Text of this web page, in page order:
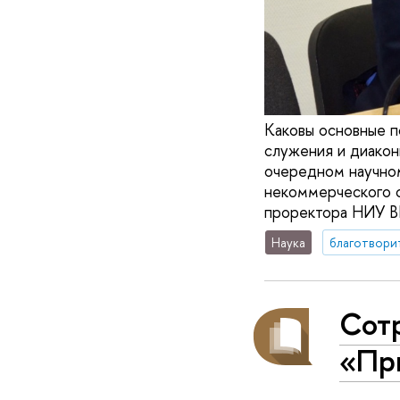
Каковы основные
служения и
очередном
проректора НИУ
Наука